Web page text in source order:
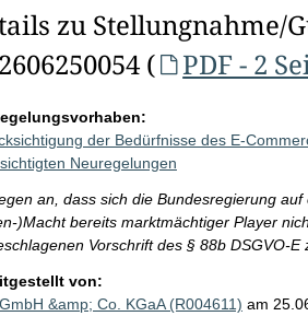
zu Stellungnahme/
(
PDF - 2
der Bedürfnisse des E-
Neuregelungen
an, dass sich die Bundesregierung
)Macht bereits marktmächtiger Player
Vorschrift des § 88b DSGVO-E
von:
&amp; Co. KGaA (R004611) am